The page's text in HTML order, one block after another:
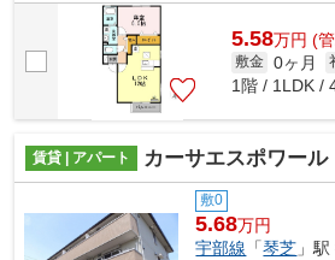
納に重宝します。安定してTVを視聴でき...
5.58万円 (
敷金 0ヶ月
1階 / 1LDK /
賃貸 | アパート カーサエスポワール
敷0
5.68万円
宇部線 「琴芝 」